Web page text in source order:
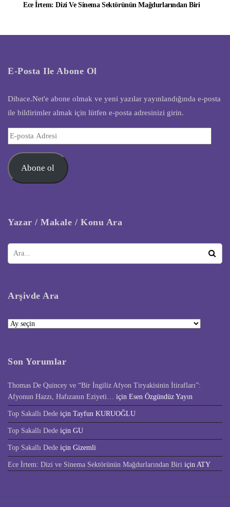
Ece İrtem: Dizi Ve Sinema Sektörünün Mağdurlarından Biri
E-Posta Ile Abone Ol
Dibace.Net'e abone olmak ve yeni yazılar yayınlandığında e-posta
ile bildirimler almak için lütfen e-posta adresinizi girin.
E-
Adresi
Abone ol
Yazar / Makale / Konu Ara
Arşivde Ara
Arşivde
Son Yorumlar
Thomas De Quincey ve “Bir İngiliz Afyon Tiryakisinin İtirafları”:
Afyonun Hazzı, Hafızanın Eziyeti… için Esen Özgündüz Yayın
Top Sakallı Dede için Tayfun KURUOĞLU
Top Sakallı Dede için GU
Top Sakallı Dede için Gizemli
Ece İrtem: Dizi ve Sinema Sektörünün Mağdurlarından Biri için ATY